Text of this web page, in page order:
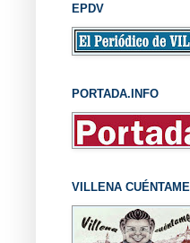
EPDV
PORTADA.INFO
VILLENA CUÉNTAME